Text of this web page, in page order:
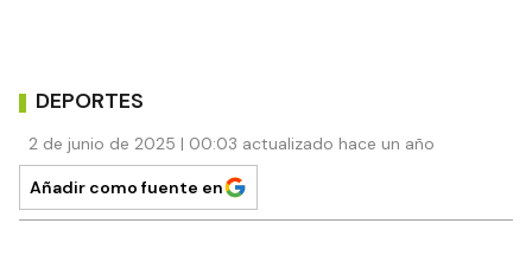
DEPORTES
2 de junio de 2025 | 00:03 actualizado hace un año
Añadir como fuente en